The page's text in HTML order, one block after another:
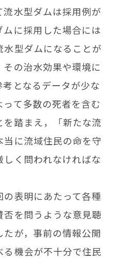
水型ダムは採用例が
に採用した場合には
型ダムになることが
の治水効果や環境に
となるデータが少な
て多数の死者を含む
踏まえ，「新たな流
に流域住民の命を守
く問われなければな
表明にあたって各種
を問うような意見聴
が，事前の情報公開
機会が不十分で住民